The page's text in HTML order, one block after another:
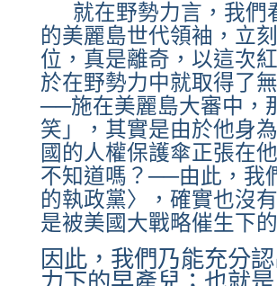
就在野勢力言，我們
的美麗島世代領袖，立
位，真是離奇，以這次
於在野勢力中就取得了
──施在美麗島大審中，
笑」，其實是由於他身
國的人權保護傘正張在
不知道嗎？──由此，我
的執政黨〉，確實也沒
是被美國大戰略催生下
因此，我們乃能充分